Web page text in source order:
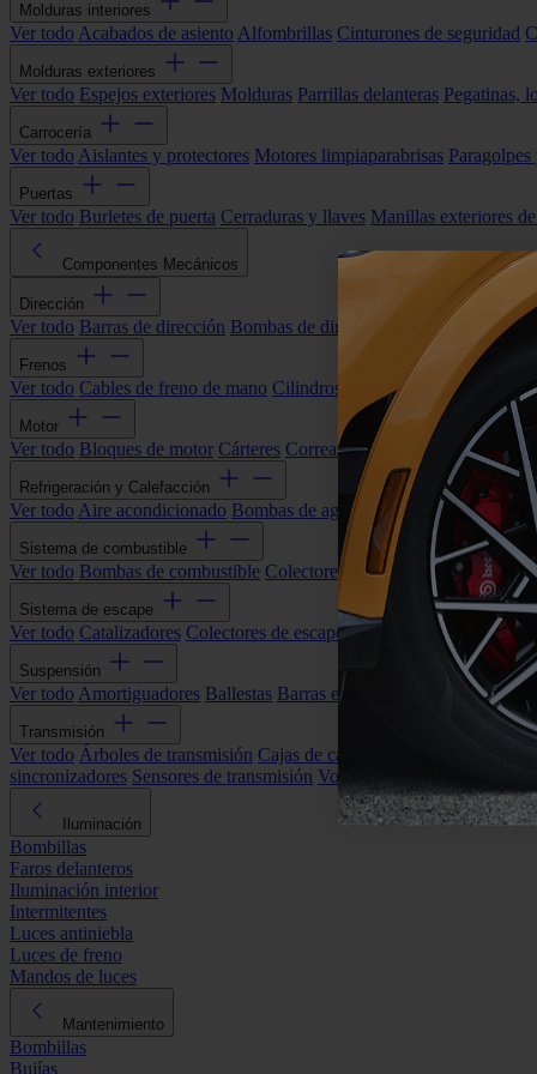
Molduras interiores
Ver todo Acabados de asiento Alfombrillas Cinturones de seguridad
Molduras exteriores
Ver todo Espejos exteriores Molduras Parrillas delanteras Pegatinas,
Carrocería
Ver todo Aislantes y protectores Motores limpiaparabrisas
Puertas
Ver todo Burletes de puerta Cerraduras y llaves Manillas exteriores
Componentes Mecánicos
Dirección
Ver todo Barras de dirección Bombas de dirección asistida
Frenos
Ver todo Cables de freno de mano Cilindros de freno Componentes
Motor
Ver todo Bloques de motor Cárteres Correas alternador Correas y
Refrigeración y Calefacción
Ver todo Aire acondicionado Bombas de agua Electroventiladores
Sistema de combustible
Ver todo Bombas de combustible Colectores de admisión Filtros de
Sistema de escape
Ver todo Catalizadores Colectores de escape Filtros de partículas
Suspensión
Ver todo Amortiguadores Ballestas Barras estabilizadoras Bieletas y
Transmisión
Ver todo Árboles de transmisión Cajas de cambios automáticas
sincronizadores Sensores de transmisión Volantes de motor
Iluminación
Bombillas
Faros delanteros
Iluminación interior
Intermitentes
Luces antiniebla
Luces de freno
Mandos de luces
Mantenimiento
Bombillas
Bujías